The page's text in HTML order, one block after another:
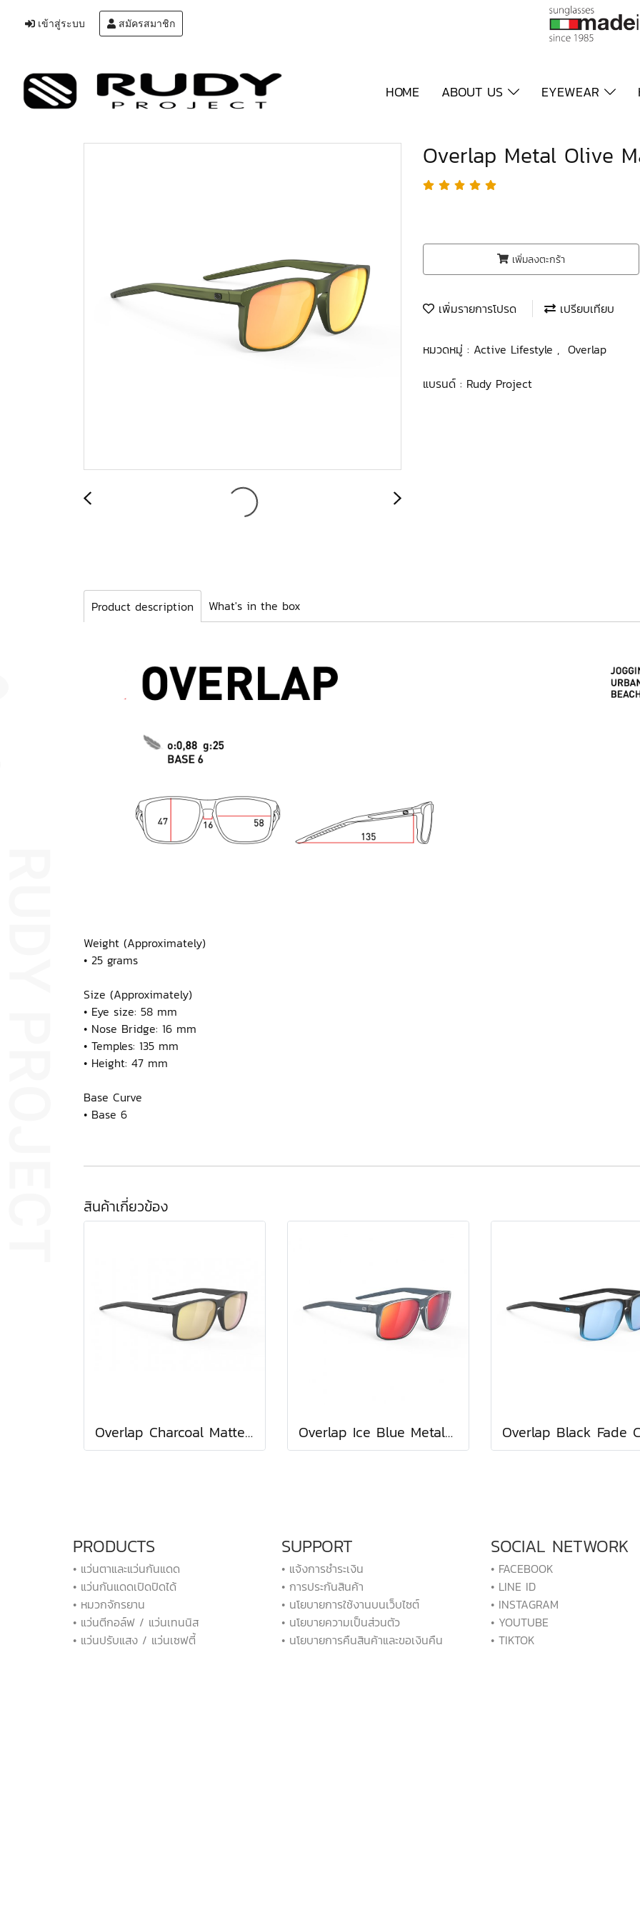
เข้าสู่ระบบ สมัครสมาชิก
HOME ABOUT US EYEWEAR
Overlap Metal Olive
เพิ่มลงตะกร้า
เพิ่มรายการโปรด เปรียบเทียบ
หมวดหมู่ : Active Lifestyle , Overlap
แบรนด์ : Rudy Project
Product description What's in the box
Weight (Approximately)
• 25 grams
Size (Approximately)
• Eye size: 58 mm
• Nose Bridge: 16 mm
• Temples: 135 mm
• Height: 47 mm
Base Curve
• Base 6
สินค้าเกี่ยวข้อง
Overlap Charcoal Matte / Multilaser Gold Overlap Ice Blue Metal Matte - Multilaser Red
PRODUCTS
• แว่นตาและแว่นกันแดด
• แว่นกันแดดเปิดปิดได้
• หมวกจักรยาน
• แว่นตีกอล์ฟ / แว่นเทนนิส
• แว่นปรับแสง / แว่นเซฟตี้
SUPPORT
• แจ้งการชำระเงิน
• การประกันสินค้า
• นโยบายการใช้งานบนเว็บไซต์
• นโยบายความเป็นส่วนตัว
• นโยบายการคืนสินค้าและขอเงินคืน
SOCIAL NETWORK
• FACEBOOK
• LINE ID
• INSTAGRAM
• YOUTUBE
• TIKTOK